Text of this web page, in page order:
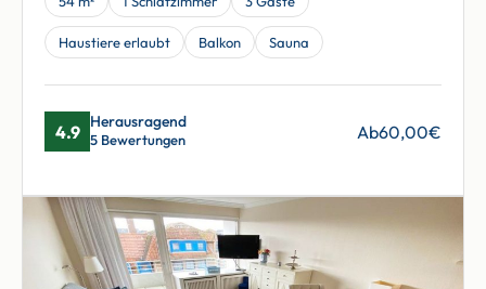
Haustiere erlaubt Balkon Sauna
4.9 Herausragend
5 Bewertungen Ab60,00€